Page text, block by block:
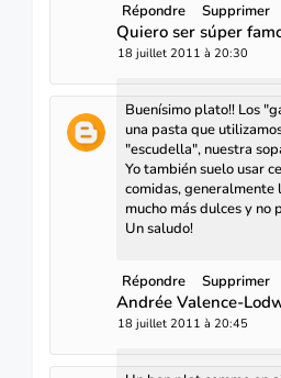
Répondre Supprimer
Quiero ser súper
18 juillet 2011 à 20:30
Buenísimo plato!! Los
una pasta que
"escudella", nuestra
Yo también suelo usar
comidas, generalmente
mucho más dulces y no
Un saludo!
Répondre Supprimer
Andrée Valence-
18 juillet 2011 à 20:45